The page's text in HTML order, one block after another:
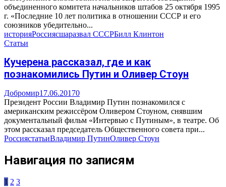
объединенного комитета начальников штабов 25 октября 1995
г. «Последние 10 лет политика в отношении СССР и его
союзников убедительно...
историяРоссиясшаразвал СССРБилл Клинтон
Статьи
Кучерена рассказал, где и как
познакомились Путин и Оливер Стоун
Добромир17.06.20170
Президент России Владимир Путин познакомился с
американским режиссёром Оливером Стоуном, снявшим
документальный фильм «Интервью с Путиным», в театре. Об
этом рассказал председатель Общественного совета при...
РоссиястатьиВладимир ПутинОливер Стоун
Навигация по записям
1 2 3